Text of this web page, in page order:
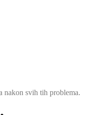
nakon svih tih problema.